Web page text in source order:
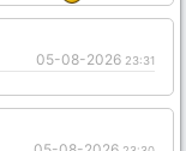
05-08-2026 23:31